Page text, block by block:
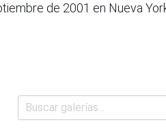
de 2001 en Nueva